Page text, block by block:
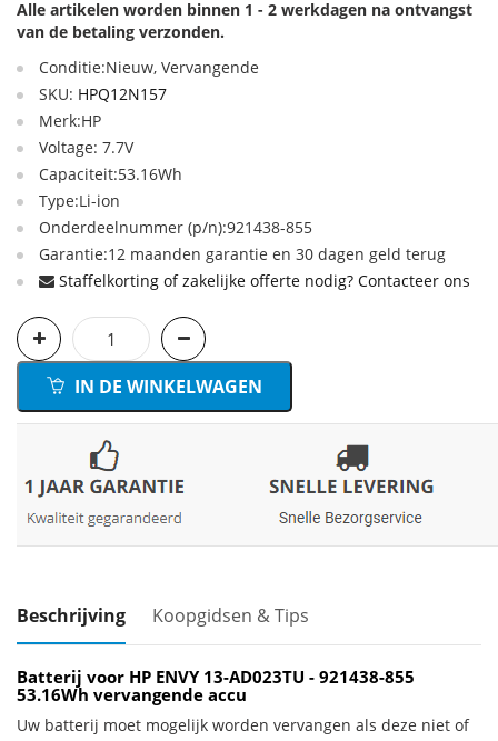
Alle artikelen worden binnen 1 - 2 werkdagen na ontvangst
van de betaling verzonden.
Conditie:Nieuw, Vervangende
SKU: HPQ12N157
Merk:HP
Voltage: 7.7V
Capaciteit:53.16Wh
Type:Li-ion
Onderdeelnummer (p/n):921438-855
Garantie:12 maanden garantie en 30 dagen geld terug
Staffelkorting of zakelijke offerte nodig? Contacteer ons
IN DE WINKELWAGEN
Beschrijving Koopgidsen & Tips
Batterij voor HP ENVY 13-AD023TU - 921438-855
53.16Wh vervangende accu
Uw batterij moet mogelijk worden vervangen als deze niet of